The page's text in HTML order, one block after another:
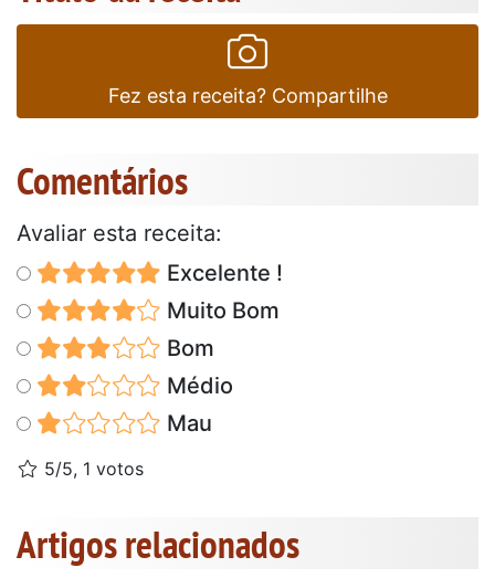
Fez esta receita? Compartilhe
Comentários
Avaliar esta receita:
Excelente !
Muito Bom
Bom
Médio
Mau
5/5, 1 votos
Artigos relacionados